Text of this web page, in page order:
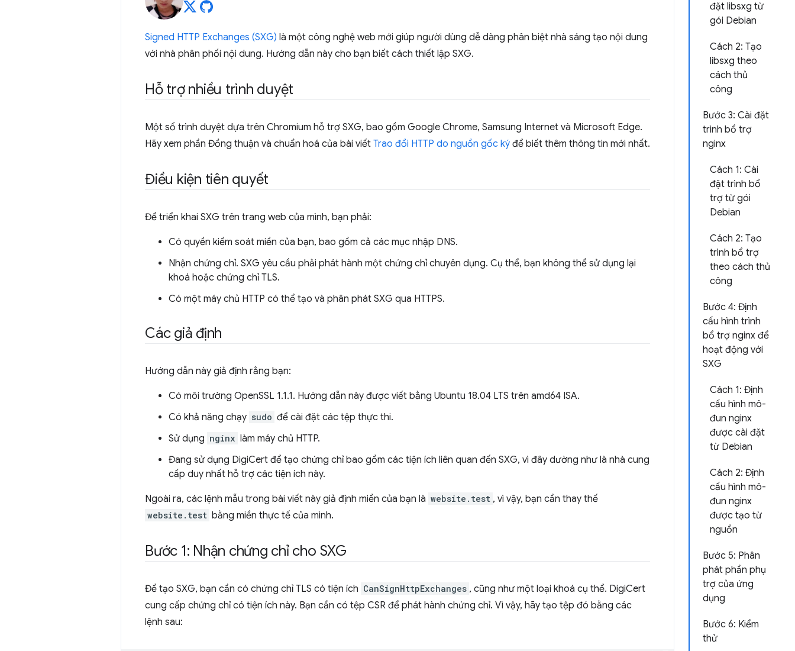
đặt libsxg từ
gói Debian
Cách 2: Tạo
libsxg theo
cách thủ
công
Bước 3: Cài đặt
trình bổ trợ
nginx
Cách 1: Cài
đặt trình bổ
trợ từ gói
Debian
Cách 2: Tạo
trình bổ trợ
theo cách thủ
công
Bước 4: Định
cấu hình trình
bổ trợ nginx để
hoạt động với
SXG
Cách 1: Định
cấu hình mô-
đun nginx
được cài đặt
từ Debian
Cách 2: Định
cấu hình mô-
đun nginx
được tạo từ
nguồn
Bước 5: Phân
phát phần phụ
trợ của ứng
dụng
Bước 6: Kiểm
thử
Signed HTTP Exchanges (SXG) là một công nghệ web mới giúp người dùng dễ dàng phân biệt nhà sáng tạo nội dung
với nhà phân phối nội dung. Hướng dẫn này cho bạn biết cách thiết lập SXG.
Hỗ trợ nhiều trình duyệt
Một số trình duyệt dựa trên Chromium hỗ trợ SXG, bao gồm Google Chrome, Samsung Internet và Microsoft Edge.
Hãy xem phần Đồng thuận và chuẩn hoá của bài viết Trao đổi HTTP do nguồn gốc ký để biết thêm thông tin mới nhất.
Điều kiện tiên quyết
Để triển khai SXG trên trang web của mình, bạn phải:
Có quyền kiểm soát miền của bạn, bao gồm cả các mục nhập DNS.
Nhận chứng chỉ. SXG yêu cầu phải phát hành một chứng chỉ chuyên dụng. Cụ thể, bạn không thể sử dụng lại
khoá hoặc chứng chỉ TLS.
Có một máy chủ HTTP có thể tạo và phân phát SXG qua HTTPS.
Các giả định
Hướng dẫn này giả định rằng bạn:
Có môi trường OpenSSL 1.1.1. Hướng dẫn này được viết bằng Ubuntu 18.04 LTS trên amd64 ISA.
Có khả năng chạy sudo để cài đặt các tệp thực thi.
Sử dụng nginx làm máy chủ HTTP.
Đang sử dụng DigiCert để tạo chứng chỉ bao gồm các tiện ích liên quan đến SXG, vì đây dường như là nhà cung
cấp duy nhất hỗ trợ các tiện ích này.
Ngoài ra, các lệnh mẫu trong bài viết này giả định miền của bạn là website.test , vì vậy, bạn cần thay thế
website.test bằng miền thực tế của mình.
Bước 1: Nhận chứng chỉ cho SXG
Để tạo SXG, bạn cần có chứng chỉ TLS có tiện ích CanSignHttpExchanges , cũng như một loại khoá cụ thể. DigiCert
cung cấp chứng chỉ có tiện ích này. Bạn cần có tệp CSR để phát hành chứng chỉ. Vì vậy, hãy tạo tệp đó bằng các
lệnh sau: